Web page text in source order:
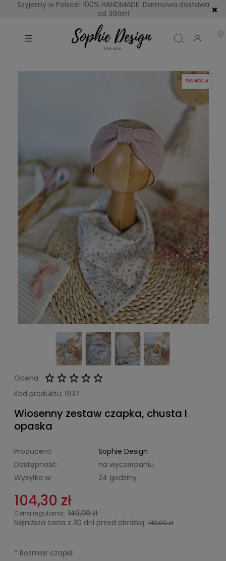
Szyjemy w Polsce! 100% HANDMADE. Darmowa dostawa
od 399zł!
PROMOCJA
Ocena:
Kod produktu: 1937
Wiosenny zestaw czapka, chusta I
opaska
Producent:
Sophie Design
Dostępność:
na wyczerpaniu
Wysyłka w:
24 godziny
104,30 zł
Cena regularna: 149,00 zł
Najniższa cena z 30 dni przed obniżką: 149,00 zł
* Rozmiar czapki: